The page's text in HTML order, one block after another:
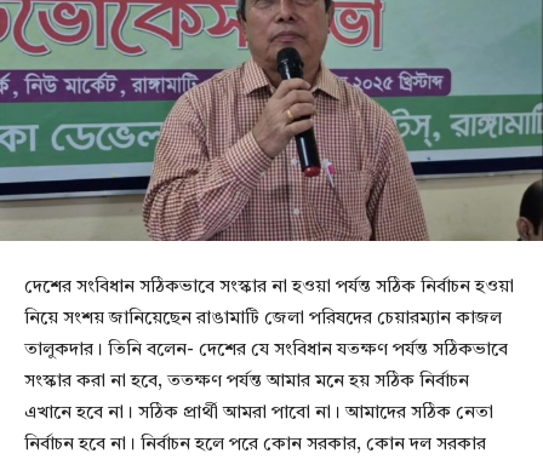
দেশের সংবিধান সঠিকভাবে সংস্কার না হওয়া পর্যন্ত সঠিক নির্বাচন হওয়া
নিয়ে সংশয় জানিয়েছেন রাঙামাটি জেলা পরিষদের চেয়ারম্যান কাজল
তালুকদার। তিনি বলেন- দেশের যে সংবিধান যতক্ষণ পর্যন্ত সঠিকভাবে
সংস্কার করা না হবে, ততক্ষণ পর্যন্ত আমার মনে হয় সঠিক নির্বাচন
এখানে হবে না। সঠিক প্রার্থী আমরা পাবো না। আমাদের সঠিক নেতা
নির্বাচন হবে না। নির্বাচন হলে পরে কোন সরকার, কোন দল সরকার